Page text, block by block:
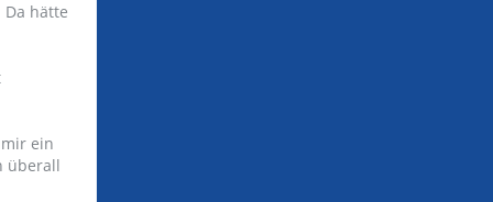
hätte
ein
überall